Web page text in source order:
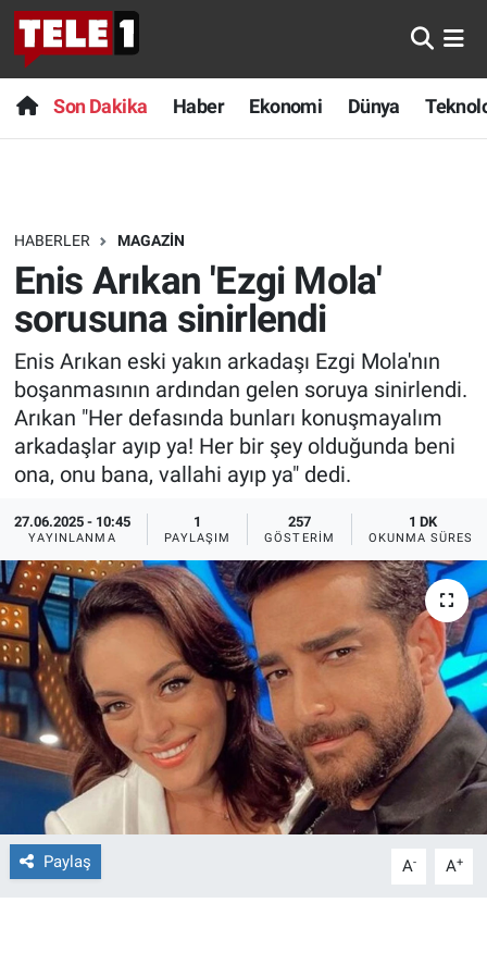
Son Dakika Haber Ekonomi Dünya
HABERLER MAGAZIN
Enis Arıkan 'Ezgi Mola'
sorusuna sinirlendi
Enis Arıkan eski yakın arkadaşı Ezgi Mola'nın
boşanmasının ardından gelen soruya sinirlendi.
Arıkan "Her defasında bunları konuşmayalım
arkadaşlar ayıp ya! Her bir şey olduğunda beni
ona, onu bana, vallahi ayıp ya" dedi.
27.06.2025 - 10:45
YAYINLANMA
1
PAYLAŞIM
257
GÖSTERIM
1 DK
OKUNMA SÜRESI
Paylaş A- A+
Anında Manşet
Başka Sohbetler
Bilim turu
Bilim ve Teknoloji Evreni
Doğa Konuşuyor
Dünya
Ege Saati
Ege'den Esintiler
Eğitim
Eğlence
Ekonomi
Forum
Gerçeğin İzinde
Gün Başlıyor
Son Dakika
Haber
Dünya
Sağlık
Spor
Yayın Akışı
İletişim
Nöbetçi Eczaneler
Hava Durumu
Trafik Durumu
Süper Lig Puan Durumu ve Fikstür
Tüm Manşetler
Son Dakika Haberleri
Haber Arşivi